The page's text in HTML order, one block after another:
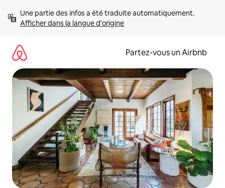
directement
Afficher dans la langue d'origine
Partez-vous un Airbnb